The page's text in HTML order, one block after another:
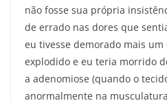
não fosse sua própria
de errado nas dores que
eu tivesse demorado mais
explodido e eu teria morrido
a adenomiose (quando o
anormalmente na